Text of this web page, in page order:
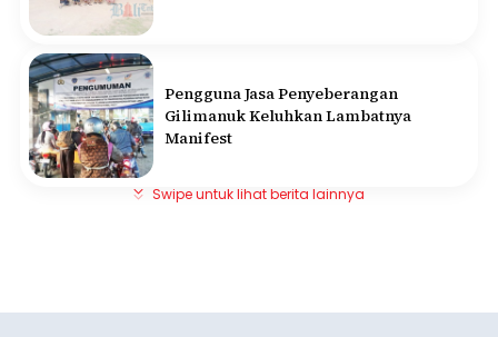
Pengguna Jasa Penyeberangan
Gilimanuk Keluhkan Lambatnya
Manifest
Swipe untuk lihat berita lainnya